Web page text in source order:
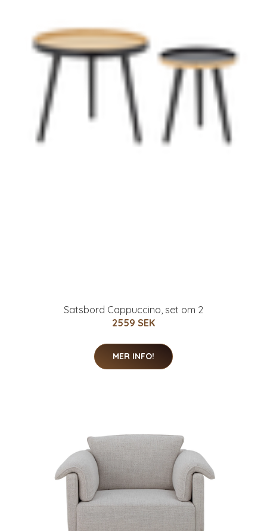
Satsbord Cappuccino, set om 2
2559 SEK
MER INFO!